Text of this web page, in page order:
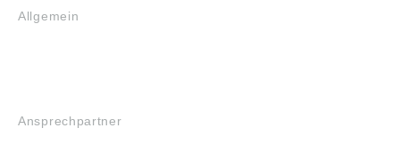
Allgemein
Ansprechpartner